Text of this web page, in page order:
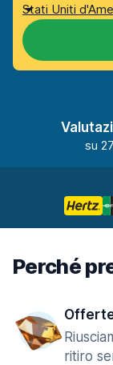
Stati Uniti
su
Perché
ritiro